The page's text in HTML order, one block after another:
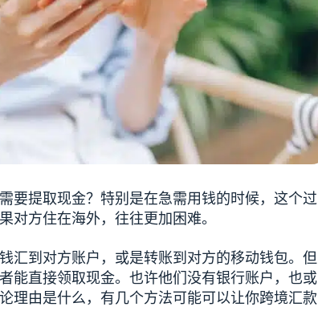
要提取现金？特别是在急需用钱的时候，这个过
对方住在海外，往往更加困难。
汇到对方账户，或是转账到对方的移动钱包。但
能直接领取现金。也许他们没有银行账户，也或
理由是什么，有几个方法可能可以让你跨境汇款